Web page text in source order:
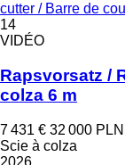
cutter / Barre de
14
VIDÉO
Rapsvorsatz /
colza 6 m
7 431 € 32 000 PLN
Scie à colza
2026